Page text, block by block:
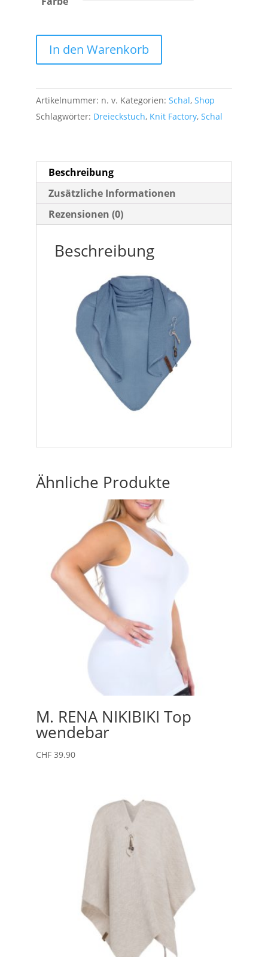
Factory
Menge
In den Warenkorb
Artikelnummer: n. v. Kategorien: Schal, Shop
Schlagwörter: Dreieckstuch, Knit Factory, Schal
Beschreibung
Zusätzliche Informationen
Rezensionen (0)
Beschreibung
Ähnliche Produkte
M. RENA NIKIBIKI Top
wendebar
CHF39.90